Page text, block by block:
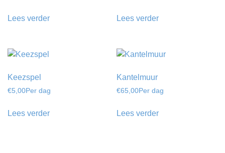
Lees verder Lees verder
Keezspel
€5,00Per dag
Lees verder
Kantelmuur
€65,00Per dag
Lees verder